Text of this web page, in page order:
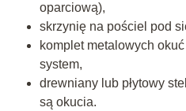
oparciową),
skrzynię na pościel pod
komplet metalowych
system,
drewniany lub płytowy
są okucia.